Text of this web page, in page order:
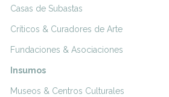
Casas de Subastas
Críticos & Curadores de Arte
Fundaciones & Asociaciones
Insumos
Museos & Centros Culturales